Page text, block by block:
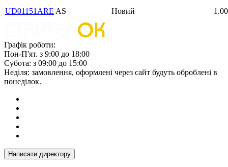
UD01151ARE AS Новий
Графік роботи:
Пон-П'ят. з 9:00 до 18:00
Субота: з 09:00 до 15:00
Неділя: замовлення, оформлені через сайт будуть оброблені в
понеділок.
Написати директору